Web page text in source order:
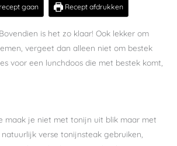
gaan Recept afdrukken
is het zo klaar! Ook lekker om
vergeet dan alleen niet om bestek
voor een lunchdoos die met bestek komt,
maak je niet met tonijn uit blik maar met
verse tonijnsteak gebruiken,